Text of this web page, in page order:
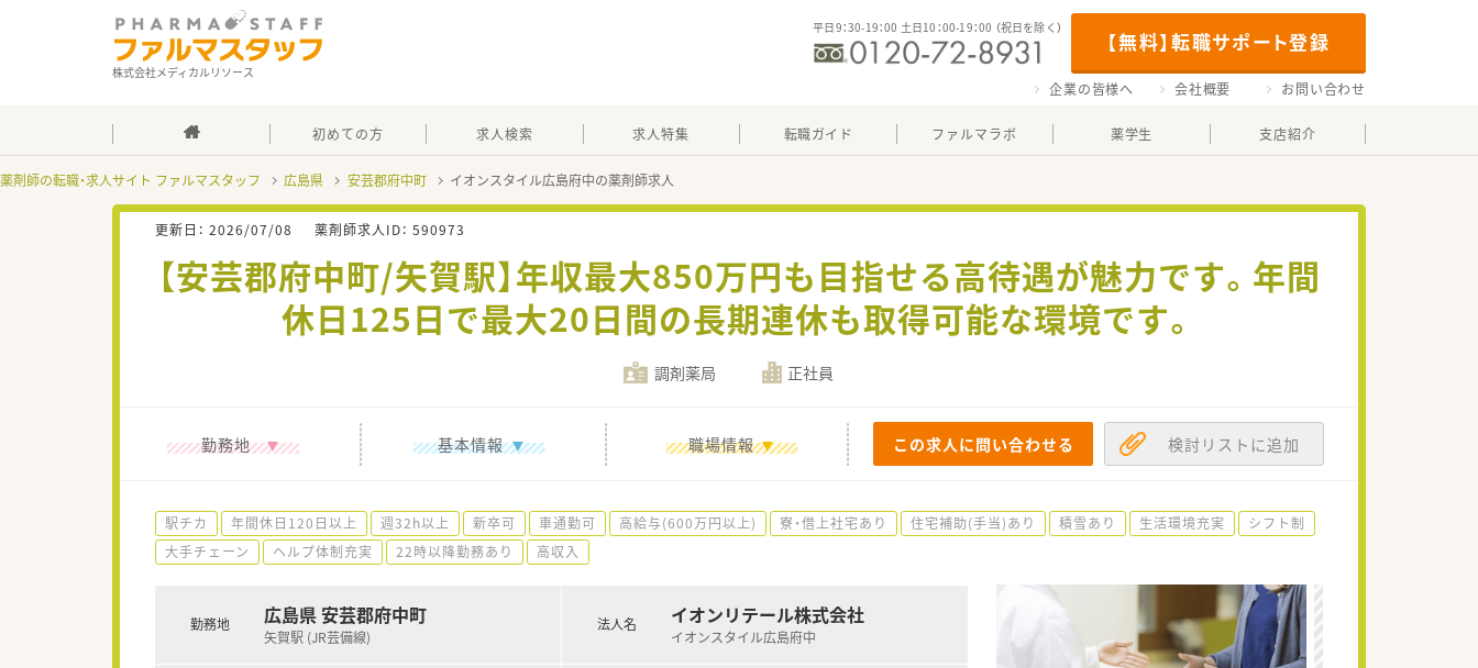
株式会社メディカルリソース
【無料】転職サポート登録
平日9：30-19：00 土日10：00-19：00 （祝日を除く）
企業の皆様へ 会社概要 お問い合わせ
初めての方 求人検索 求人特集 転職ガイド ファルマラボ 薬学生 支店紹介
薬剤師の転職・求人サイト ファルマスタッフ 広島県 安芸郡府中町 イオンスタイル広島府中の薬剤師求人
更新日： 2026/07/08 薬剤師求人ID： 590973
【安芸郡府中町/矢賀駅】年収最大850万円も目指せる高待遇が魅力です。年間
休日125日で最大20日間の長期連休も取得可能な環境です。
調剤薬局 正社員
勤務地 基本情報 職場情報 この求人に問い合わせる 検討リストに追加
駅チカ 年間休日120日以上 週32h以上 新卒可 車通勤可 高給与(600万円以上) 寮・借上社宅あり 住宅補助(手当)あり 積雪あり 生活環境充実
シフト制
大手チェーン
ヘルプ体制充実 22時以降勤務あり 高収入
勤務地 広島県 安芸郡府中町
矢賀駅 (JR芸備線)
法人名 イオンリテール株式会社
イオンスタイル広島府中